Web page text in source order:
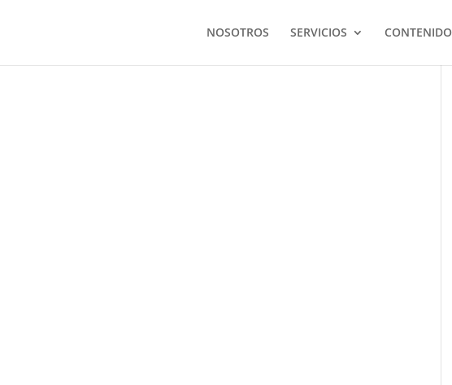
NOSOTROS SERVICIOS CONTENIDO